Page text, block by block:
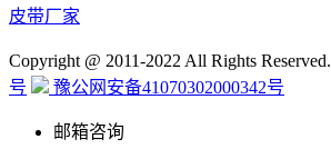
皮带厂家
Copyright @ 2011-2022 All Rights Reserved.
号
豫公网安备41070302000342号
邮箱咨询